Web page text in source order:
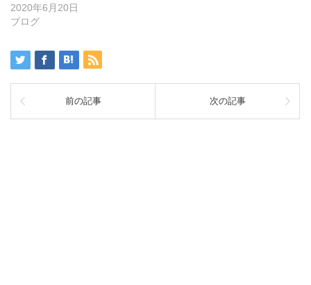
2020年6月20日
ブログ
前の記事 次の記事